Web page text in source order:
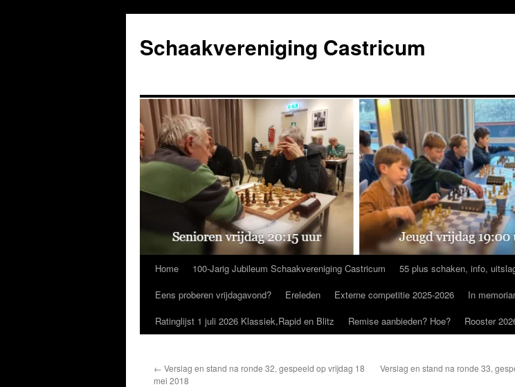
de
inhoud
Schaakvereniging Castricum
Home 100-Jarig Jubileum Schaakvereniging Castricum 55 plus schaken, info,
Eens proberen vrijdagavond?
Ereleden Externe competitie 2025-2026 In
Ratinglijst 1 juli 2026 Klassiek,Rapid en Blitz
Remise aanbieden? Hoe? Rooster
← Verslag en stand na ronde 32, gespeeld op vrijdag 18
mei 2018
Verslag en stand na ronde 33,